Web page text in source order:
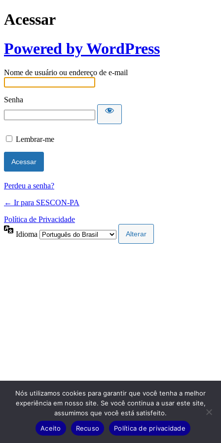
Acessar
Powered by WordPress
Nome de usuário ou endereço de e-mail
Senha
Lembrar-me
Perdeu a senha?
← Ir para SESCON-PA
Política de Privacidade
Idioma
Nós utilizamos cookies para garantir que você tenha a melhor
experiência em nosso site. Se você continua a usar este site,
assumimos que você está satisfeito.
Aceito
Recuso Política de privacidade